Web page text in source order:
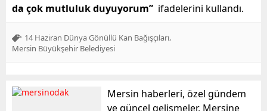
da çok mutluluk duyuyorum” ifadelerini kullandı.
14 Haziran Dünya Gönüllü Kan Bağışçıları
Mersin Büyükşehir Belediyesi
Mersin haberleri, özel gündem
ve güncel gelişmeler, Mersine